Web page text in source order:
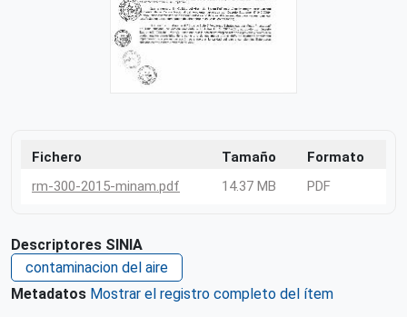
Fichero Tamaño
Formato
rm-300-2015-minam.pdf
14.37 MB PDF
Descriptores SINIA
contaminacion del aire
Metadatos Mostrar el registro completo del ítem